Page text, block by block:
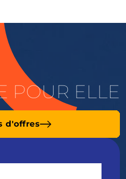
POUR ELLE
d'offres